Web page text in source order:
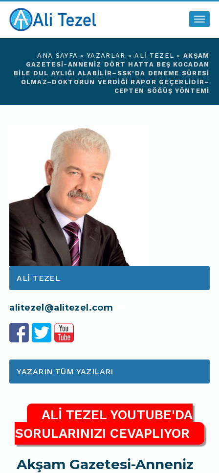
ANA SAYFA »YAZARLAR »ALI TEZEL »AKŞAM
GAZETESI-ANNENIZ DÖRT HATTA BEŞ KOCADAN
BILE DUL AYLIĞI ALABILIR–SSK’DA DENEME SÜRESI
OLMAZ–DOKTORUN VERDIĞI RAPOR GEÇERLIDIR–
CEPTEN SÖĞÜŞ YÖNTEMI
ALI TEZEL
alitezel@alitezel.com
YAZARIN TÜM YAZILARI
ALİ TEZEL YOUTUBE'DA
SORULARINIZI CEVAPLIYOR
Akşam Gazetesi-Anneniz